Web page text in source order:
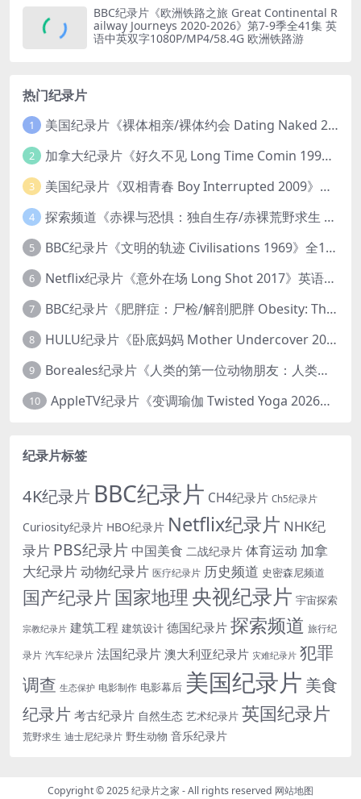
BBC纪录片《欧洲铁路之旅 Great Continental R
ailway Journeys 2020-2026》第7-9季全41集 英
语中英双字1080P/MP4/58.4G 欧洲铁路游
热门纪录片
1 美国纪录片《裸体相亲/裸体约会 Dating Naked 2014-2016》第1-3季全33集 英语中英双字 无水印纯净版 1080P/MKV/85.6G 裸体相亲真人秀
2 加拿大纪录片《好久不见 Long Time Comin 1993》英语中英双字 官方纯净版 1080P/MKV/1G 女同性艺术家
3 美国纪录片《双相青春 Boy Interrupted 2009》英语中英双字 官方纯净版 1080P/MKV/1.43G 青少年躁郁症
4 探索频道《赤裸与恐惧：独自生存/赤裸荒野求生 Naked and Afraid: Solo 2023》第一季全8集 英语中英双字 官方纯净版 高码1080P/MKV/45.4G
5 BBC纪录片《文明的轨迹 Civilisations 1969》全13集 英语中英双字 高清收藏版 1080P/MKV/64.1G 西方艺术史话
6 Netflix纪录片《意外在场 Long Shot 2017》英语中字 720P/NKV/1.06GB 美国谋杀误判案件
7 BBC纪录片《肥胖症：尸检/解剖肥胖 Obesity: The Post Mortem 2016》英语中英双字 无水印纯净版 1080P/MKV/1.03G
8 HULU纪录片《卧底妈妈 Mother Undercover 2023》全4集 英语中英双字 官方纯净版 1080P/MKV/7.6G 拯救孩子
9 Boreales纪录片《人类的第一位动物朋友：人类和狗的神奇故事 Man’s First Friend 2018》英语中英双字 1080P/MP4/1.8G 狗的神奇故事
10 AppleTV纪录片《变调瑜伽 Twisted Yoga 2026》全3集 英语中英双字 无水印纯净版 1080P/MKV/10G 瑜伽大师背后的真相
纪录片标签
4K纪录片 BBC纪录片 CH4纪录片 Ch5纪录片
Curiosity纪录片 HBO纪录片 Netflix纪录片 NHK纪
录片 PBS纪录片 中国美食 二战纪录片 体育运动 加拿
大纪录片动物纪录片 医疗纪录片 历史频道 史密森尼频道
国产纪录片 国家地理 央视纪录片 宇宙探索
宗教纪录片 建筑工程 建筑设计 德国纪录片 探索频道 旅行纪
录片 汽车纪录片 法国纪录片 澳大利亚纪录片 灾难纪录片 犯罪
调查 生态保护 电影制作 电影幕后 美国纪录片 美食
纪录片考古纪录片 自然生态 艺术纪录片 英国纪录片
荒野求生 迪士尼纪录片 野生动物 音乐纪录片
Copyright © 2025纪录片之家 - All rights reserved 网站地图